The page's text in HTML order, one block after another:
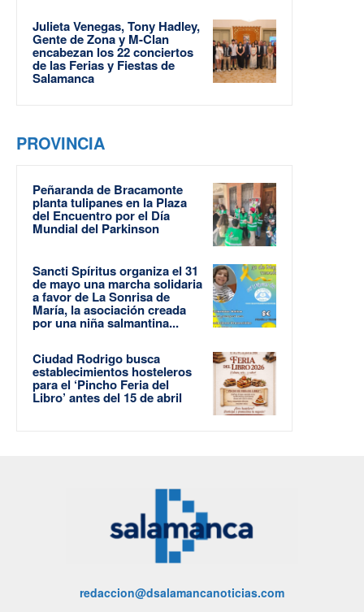
Julieta Venegas, Tony Hadley,
Gente de Zona y M-Clan
encabezan los 22 conciertos
de las Ferias y Fiestas de
Salamanca
PROVINCIA
Peñaranda de Bracamonte
planta tulipanes en la Plaza
del Encuentro por el Día
Mundial del Parkinson
Sancti Spíritus organiza el 31
de mayo una marcha solidaria
a favor de La Sonrisa de
María, la asociación creada
por una niña salmantina...
Ciudad Rodrigo busca
establecimientos hosteleros
para el ‘Pincho Feria del
Libro’ antes del 15 de abril
redaccion@dsalamancanoticias.com